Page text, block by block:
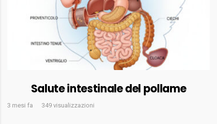
Salute intestinale del pollame
3 mesi fa 349 visualizzazioni